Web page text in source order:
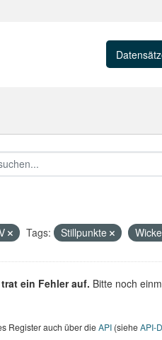
Tags: Stillpunkte
ein Fehler auf. Bitte noch
Register auch über dieAPI(sieheAPI-